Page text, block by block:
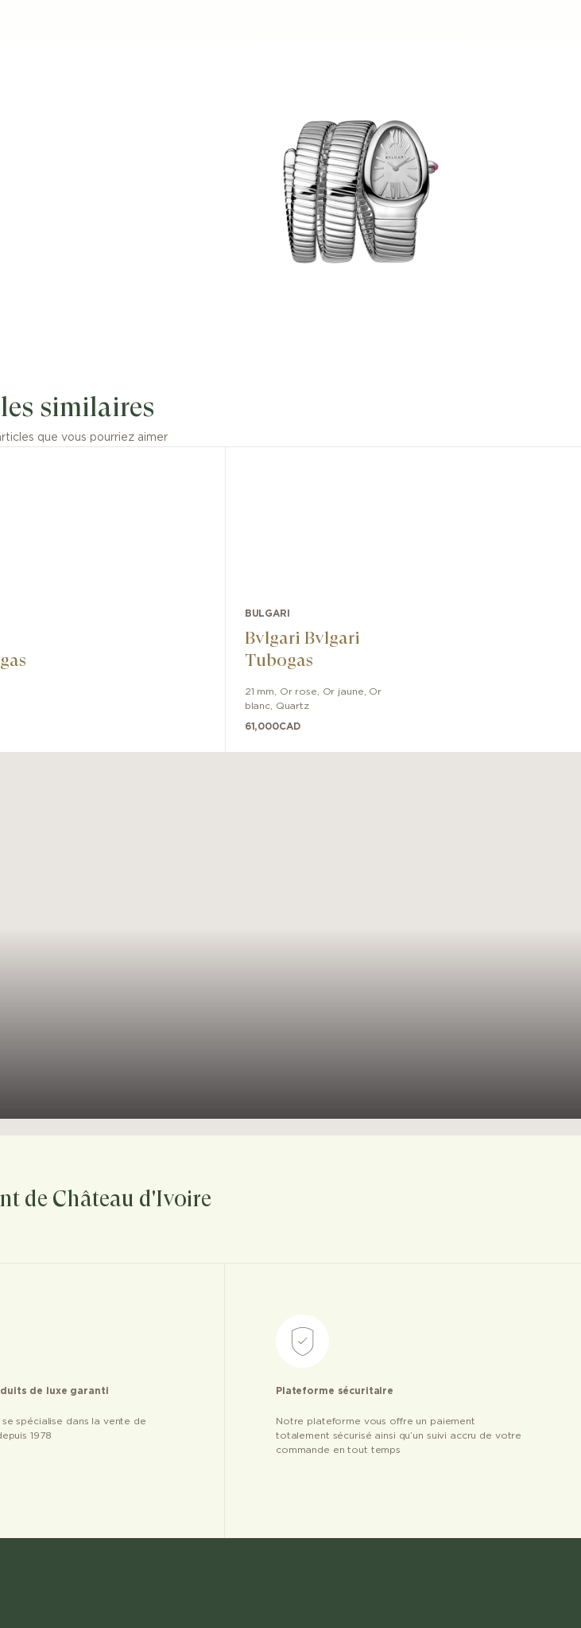
Tubogas. Évoquant les courbes sensuelles
du serpent, le garde-temps doit ses
spécifique, caractérisée par une forme
similaires
que vous pourriez aimer
BULGARI
Bvlgari Bvlgari
Tubogas
21 mm
Or rose, Or jaune, Or
blanc
Quartz
61,000CAD
de Château d'Ivoire
de luxe garanti
se spécialise dans la vente de
1978
Plateforme sécuritaire
Notre plateforme vous offre un paiement
totalement sécurisé ainsi qu’un suivi accru de votre
commande en tout temps